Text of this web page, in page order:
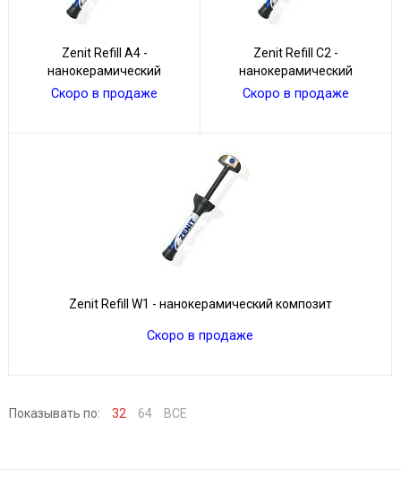
Zenit Refill А4 -
нанокерамический
материал
Скоро в продаже
Zenit Refill С2 -
нанокерамический
композит
Скоро в продаже
Zenit Refill W1 - нанокерамический композит
Скоро в продаже
Показывать по: 32 64 ВСЕ